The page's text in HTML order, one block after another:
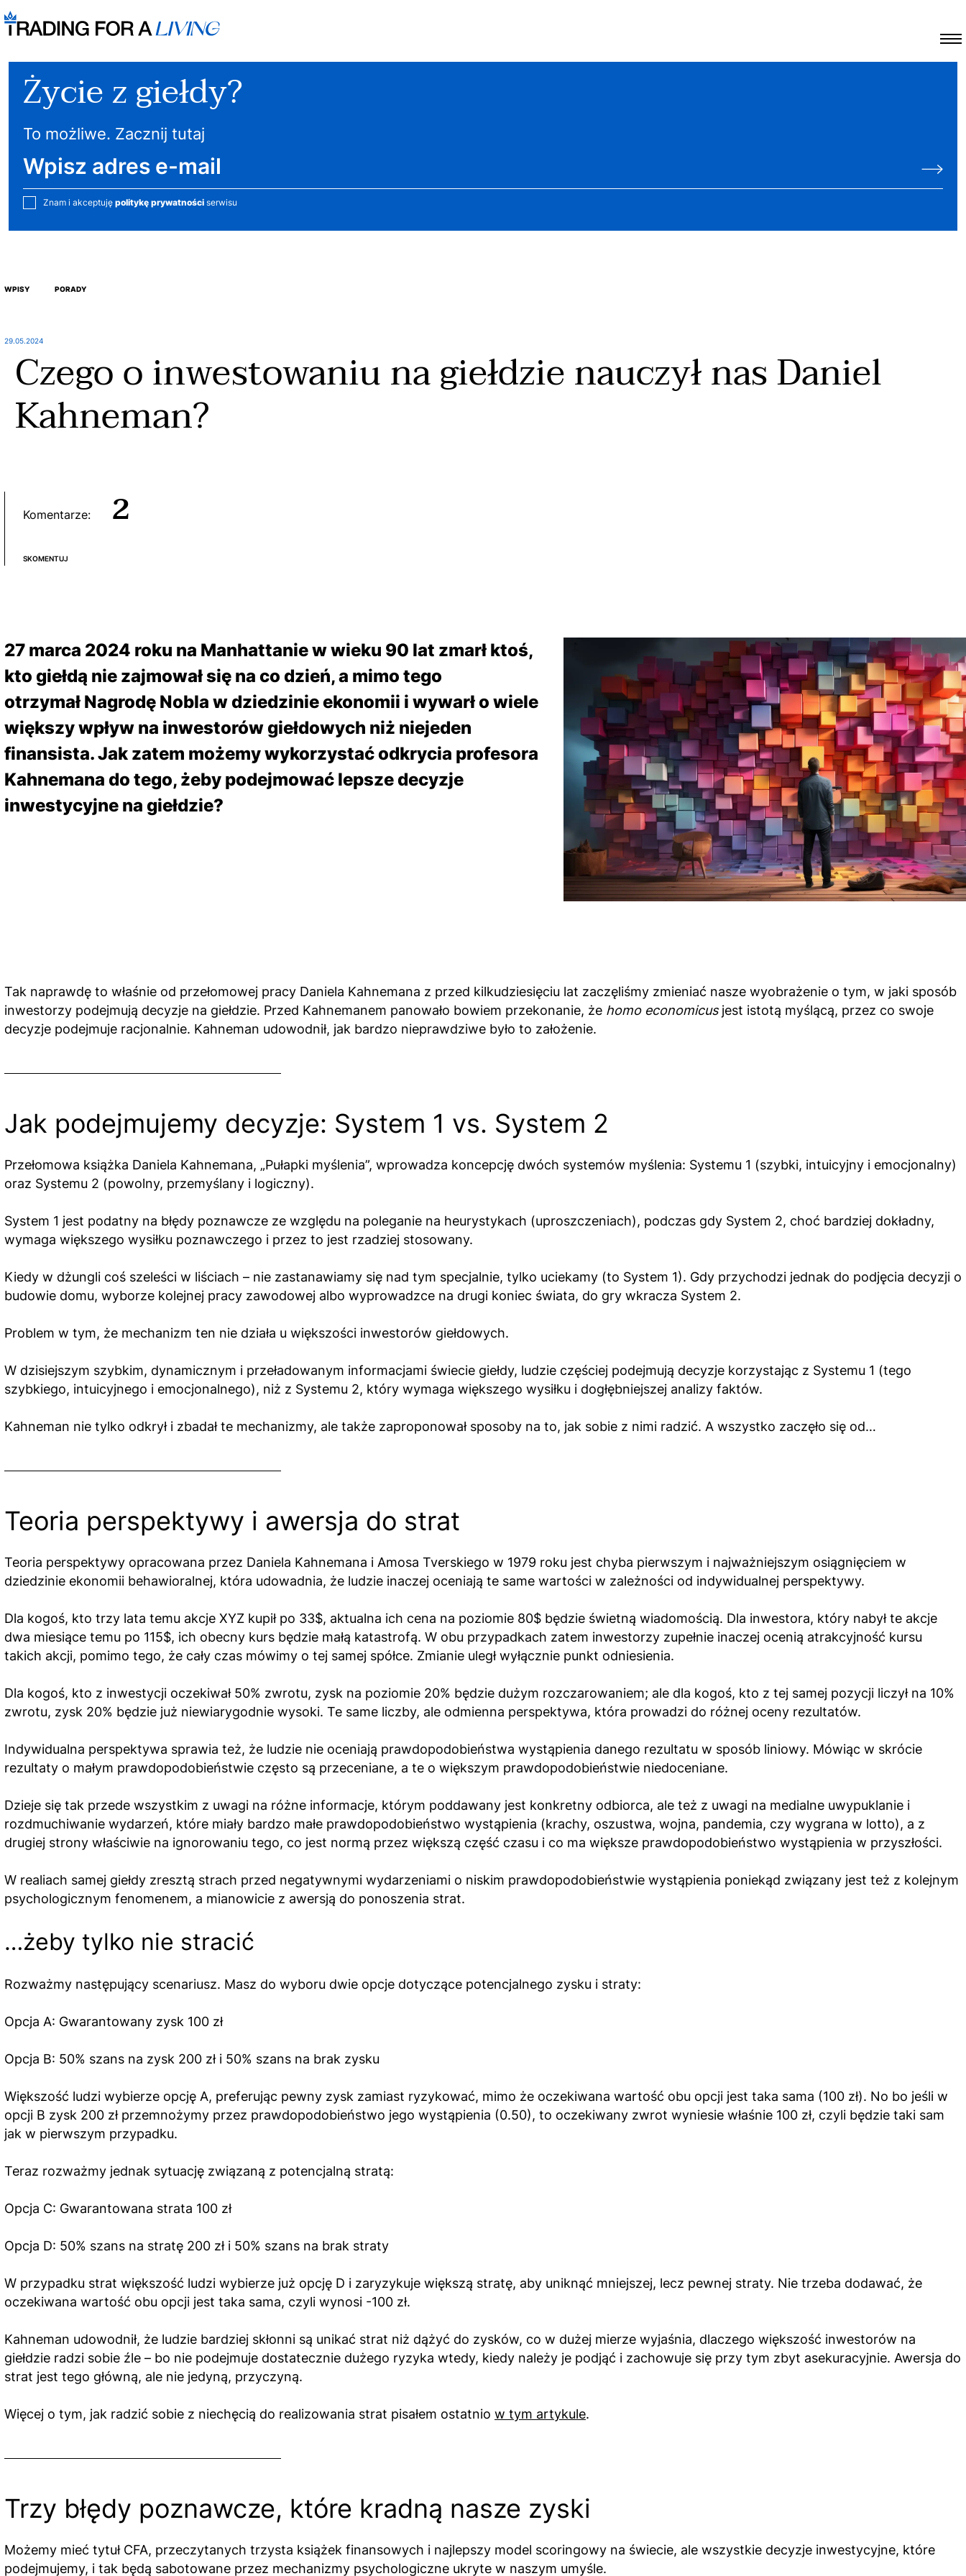
Życie z giełdy?
To możliwe. Zacznij tutaj
Znam i akceptuję politykę prywatności serwisu
WPISY PORADY
29.05.2024
Czego o inwestowaniu na giełdzie nauczył nas Daniel
Kahneman?
Komentarze: 2
SKOMENTUJ
27 marca 2024 roku na Manhattanie w wieku 90 lat zmarł ktoś,
kto giełdą nie zajmował się na co dzień, a mimo tego
otrzymał Nagrodę Nobla w dziedzinie ekonomii i wywarł o wiele
większy wpływ na inwestorów giełdowych niż niejeden
finansista. Jak zatem możemy wykorzystać odkrycia profesora
Kahnemana do tego, żeby podejmować lepsze decyzje
inwestycyjne na giełdzie?
Tak naprawdę to właśnie od przełomowej pracy Daniela Kahnemana z przed kilkudziesięciu lat zaczęliśmy zmieniać nasze wyobrażenie o tym, w jaki sposób
inwestorzy podejmują decyzje na giełdzie. Przed Kahnemanem panowało bowiem przekonanie, że homo economicusjest istotą myślącą, przez co swoje
decyzje podejmuje racjonalnie. Kahneman udowodnił, jak bardzo nieprawdziwe było to założenie.
Jak podejmujemy decyzje: System 1 vs. System 2
Przełomowa książka Daniela Kahnemana, „Pułapki myślenia”, wprowadza koncepcję dwóch systemów myślenia: Systemu 1 (szybki, intuicyjny i emocjonalny)
oraz Systemu 2 (powolny, przemyślany i logiczny).
System 1 jest podatny na błędy poznawcze ze względu na poleganie na heurystykach (uproszczeniach), podczas gdy System 2, choć bardziej dokładny,
wymaga większego wysiłku poznawczego i przez to jest rzadziej stosowany.
Kiedy w dżungli coś szeleści w liściach – nie zastanawiamy się nad tym specjalnie, tylko uciekamy (to System 1). Gdy przychodzi jednak do podjęcia decyzji o
budowie domu, wyborze kolejnej pracy zawodowej albo wyprowadzce na drugi koniec świata, do gry wkracza System 2.
Problem w tym, że mechanizm ten nie działa u większości inwestorów giełdowych.
W dzisiejszym szybkim, dynamicznym i przeładowanym informacjami świecie giełdy, ludzie częściej podejmują decyzje korzystając z Systemu 1 (tego
szybkiego, intuicyjnego i emocjonalnego), niż z Systemu 2, który wymaga większego wysiłku i dogłębniejszej analizy faktów.
Kahneman nie tylko odkrył i zbadał te mechanizmy, ale także zaproponował sposoby na to, jak sobie z nimi radzić. A wszystko zaczęło się od…
Teoria perspektywy i awersja do strat
Teoria perspektywy opracowana przez Daniela Kahnemana i Amosa Tverskiego w 1979 roku jest chyba pierwszym i najważniejszym osiągnięciem w
dziedzinie ekonomii behawioralnej, która udowadnia, że ludzie inaczej oceniają te same wartości w zależności od indywidualnej perspektywy.
Dla kogoś, kto trzy lata temu akcje XYZ kupił po 33$, aktualna ich cena na poziomie 80$ będzie świetną wiadomością. Dla inwestora, który nabył te akcje
dwa miesiące temu po 115$, ich obecny kurs będzie małą katastrofą. W obu przypadkach zatem inwestorzy zupełnie inaczej ocenią atrakcyjność kursu
takich akcji, pomimo tego, że cały czas mówimy o tej samej spółce. Zmianie uległ wyłącznie punkt odniesienia.
Dla kogoś, kto z inwestycji oczekiwał 50% zwrotu, zysk na poziomie 20% będzie dużym rozczarowaniem; ale dla kogoś, kto z tej samej pozycji liczył na 10%
zwrotu, zysk 20% będzie już niewiarygodnie wysoki. Te same liczby, ale odmienna perspektywa, która prowadzi do różnej oceny rezultatów.
Indywidualna perspektywa sprawia też, że ludzie nie oceniają prawdopodobieństwa wystąpienia danego rezultatu w sposób liniowy. Mówiąc w skrócie
rezultaty o małym prawdopodobieństwie często są przeceniane, a te o większym prawdopodobieństwie niedoceniane.
Dzieje się tak przede wszystkim z uwagi na różne informacje, którym poddawany jest konkretny odbiorca, ale też z uwagi na medialne uwypuklanie i
rozdmuchiwanie wydarzeń, które miały bardzo małe prawdopodobieństwo wystąpienia (krachy, oszustwa, wojna, pandemia, czy wygrana w lotto), a z
drugiej strony właściwie na ignorowaniu tego, co jest normą przez większą część czasu i co ma większe prawdopodobieństwo wystąpienia w przyszłości.
W realiach samej giełdy zresztą strach przed negatywnymi wydarzeniami o niskim prawdopodobieństwie wystąpienia poniekąd związany jest też z kolejnym
psychologicznym fenomenem, a mianowicie z awersją do ponoszenia strat.
…żeby tylko nie stracić
Rozważmy następujący scenariusz. Masz do wyboru dwie opcje dotyczące potencjalnego zysku i straty:
Opcja A: Gwarantowany zysk 100 zł
Opcja B: 50% szans na zysk 200 zł i 50% szans na brak zysku
Większość ludzi wybierze opcję A, preferując pewny zysk zamiast ryzykować, mimo że oczekiwana wartość obu opcji jest taka sama (100 zł). No bo jeśli w
opcji B zysk 200 zł przemnożymy przez prawdopodobieństwo jego wystąpienia (0.50), to oczekiwany zwrot wyniesie właśnie 100 zł, czyli będzie taki sam
jak w pierwszym przypadku.
Teraz rozważmy jednak sytuację związaną z potencjalną stratą:
Opcja C: Gwarantowana strata 100 zł
Opcja D: 50% szans na stratę 200 zł i 50% szans na brak straty
W przypadku strat większość ludzi wybierze już opcję D i zaryzykuje większą stratę, aby uniknąć mniejszej, lecz pewnej straty. Nie trzeba dodawać, że
oczekiwana wartość obu opcji jest taka sama, czyli wynosi -100 zł.
Kahneman udowodnił, że ludzie bardziej skłonni są unikać strat niż dążyć do zysków, co w dużej mierze wyjaśnia, dlaczego większość inwestorów na
giełdzie radzi sobie źle – bo nie podejmuje dostatecznie dużego ryzyka wtedy, kiedy należy je podjąć i zachowuje się przy tym zbyt asekuracyjnie. Awersja do
strat jest tego główną, ale nie jedyną, przyczyną.
Więcej o tym, jak radzić sobie z niechęcią do realizowania strat pisałem ostatnio w tym artykule.
Trzy błędy poznawcze, które kradną nasze zyski
Możemy mieć tytuł CFA, przeczytanych trzysta książek finansowych i najlepszy model scoringowy na świecie, ale wszystkie decyzje inwestycyjne, które
podejmujemy, i tak będą sabotowane przez mechanizmy psychologiczne ukryte w naszym umyśle.